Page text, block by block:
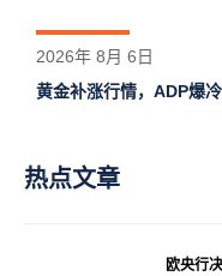
2026年 8月 6日
黄金补涨行情，ADP爆
热点文章
欧央行